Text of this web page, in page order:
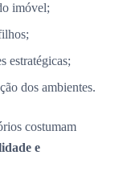
imóvel;
estratégicas;
dos ambientes.
costumam
e